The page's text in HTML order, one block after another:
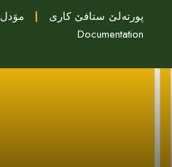
پورتەلێ ستافێ کاری | موَدل
Documentation